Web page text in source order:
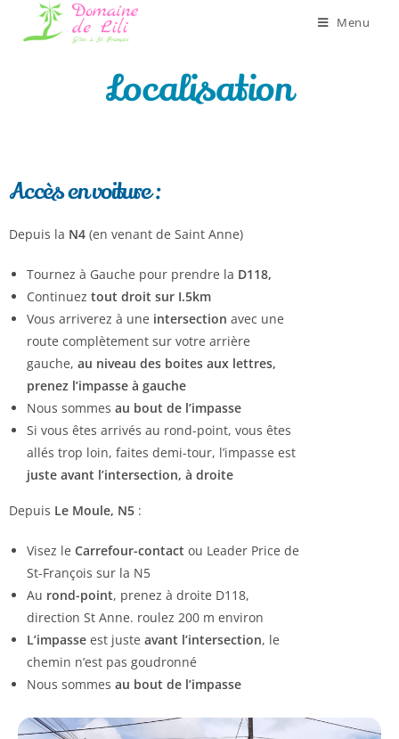
Menu
Localisation
Accès en voiture :
Depuis la N4 (en venant de Saint Anne)
Tournez à Gauche pour prendre la D118,
Continuez tout droit sur I.5km
Vous arriverez à une intersection avec une
route complètement sur votre arrière
gauche, au niveau des boites aux lettres,
prenez l’impasse à gauche
Nous sommes au bout de l’impasse
Si vous êtes arrivés au rond-point, vous êtes
allés trop loin, faites demi-tour, l’impasse est
juste avant l’intersection, à droite
Depuis Le Moule, N5 :
Visez le Carrefour-contact ou Leader Price de
St-François sur la N5
Au rond-point, prenez à droite D118,
direction St Anne. roulez 200 m environ
L’impasse est juste avant l’intersection, le
chemin n’est pas goudronné
Nous sommes au bout de l’impasse